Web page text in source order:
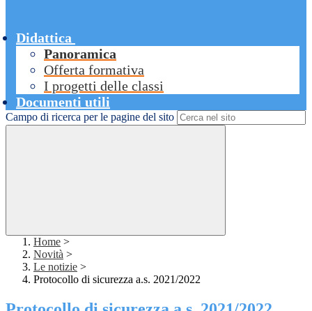
Didattica
Panoramica
Offerta formativa
I progetti delle classi
Documenti utili
Campo di ricerca per le pagine del sito
Home >
Novità >
Le notizie >
Protocollo di sicurezza a.s. 2021/2022